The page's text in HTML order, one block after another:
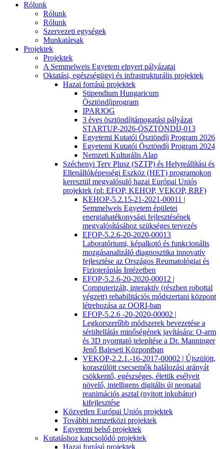
Rólunk
Rólunk
Rólunk
Szervezeti egységek
Munkatársak
Projektek
Projektek
A Semmelweis Egyetem elnyert pályázatai
Oktatási, egészségügyi és infrastrukturális projektek
Hazai forrású projektek
Stipendium Hungaricum
Ösztöndíjprogram
IPARJOG
3 éves ösztöndíjtámogatási pályázat
STARTUP-2026-ÖSZTÖNDÍJ-013
Egyetemi Kutatói Ösztöndíj Program 2026
Egyetemi Kutatói Ösztöndíj Program 2024
Nemzeti Kulturális Alap
Széchenyi Terv Plusz (SZTP) és Helyreállítási és
Ellenállóképességi Eszköz (HET) programokon
keresztül megvalósuló hazai Európai Uniós
projektek (pl: EFOP, KEHOP, VEKOP, RRF)
KEHOP-5.2.15-21-2021-00011 |
Semmelweis Egyetem épületei
energiahatékonysági fejlesztésének
megvalósításához szükséges tervezés
EFOP-5.2.6-20-2020-00013
Laboratóriumi, képalkotó és funkcionális
mozgásanalizáló diagnosztika innovatív
fejlesztése az Országos Reumatológiai és
Fizioterápiás Intézetben
EFOP-5.2.6-20-2020-00012 |
Computerizált, interaktív (részben robottal
végzett) rehabilitációs módszertani központ
létrehozása az OORI-ban
EFOP-5.2.6 -20-2020-00002 |
Legkorszerűbb módszerek bevezetése a
sérültellátás minőségének javítására: O-arm
és 3D nyomtató telepítése a Dr. Manninger
Jenő Baleseti Központban
VEKOP-2.2.1.-16-2017-00002 | Újszülött,
koraszülött csecsemők halálozási arányát
csökkentő, egészséges, életük esélyeit
növelő, intelligens digitális új neonatal
reanimációs asztal (nyitott inkubátor)
kifejlesztése
Közvetlen Európai Uniós projektek
További nemzetközi projektek
Egyetemi belső projektek
Kutatáshoz kapcsolódó projektek
Hazai forrású projektek